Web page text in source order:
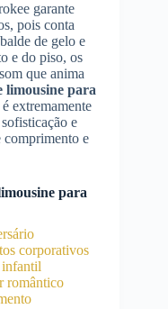
garante
pois conta
de gelo e
e do piso, os
que anima
limousine para
extremamente
e
comprimento e
para
corporativos
infantil
romântico